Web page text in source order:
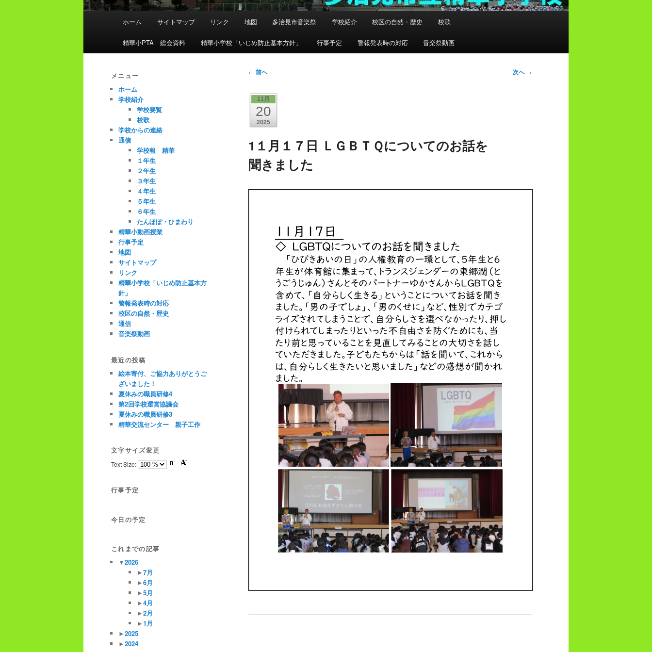
メ
ホーム サイトマップ リンク 地図 多治見市音楽祭 学校紹介 校区の自然・歴史 校歌
精華小PTA 総会資料 精華小学校「いじめ防止基本方針」 行事予定 警報発表時の対応 音楽祭動画
投
ナ
ビ
ー
シ
ョ
ン
← 前へ 次へ→
11月
20
2025
1１月１７日 ＬＧＢＴＱについてのお話を
聞きました
メニュー
ホーム
学校紹介
学校要覧
校歌
学校からの連絡
通信
学校報 精華
１年生
２年生
３年生
４年生
５年生
６年生
たんぽぽ・ひまわり
精華小動画授業
行事予定
地図
サイトマップ
リンク
精華小学校「いじめ防止基本方
針」
警報発表時の対応
校区の自然・歴史
通信
音楽祭動画
最近の投稿
絵本寄付、ご協力ありがとうご
ざいました！
夏休みの職員研修4
第2回学校運営協議会
夏休みの職員研修3
精華交流センター 親子工作
文字サイズ変更
Text Size:
行事予定
今日の予定
これまでの記事
▼2026
►7月
►6月
►5月
►4月
►2月
►1月
►2025
►2024